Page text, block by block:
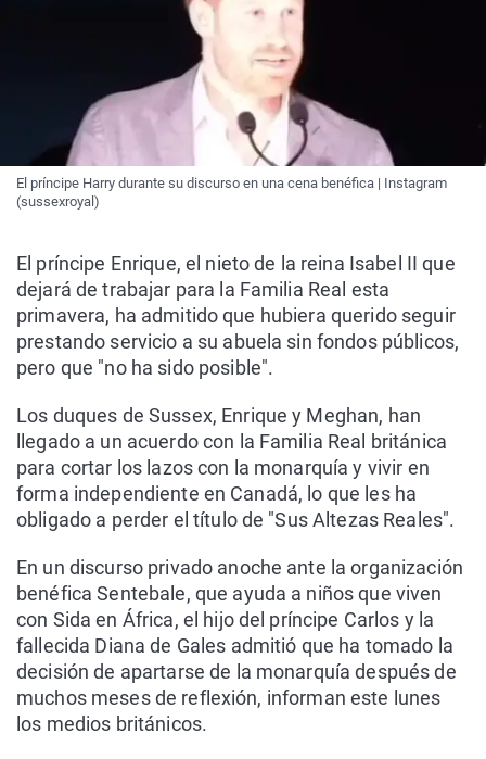
El príncipe Harry durante su discurso en una cena benéfica | Instagram
(sussexroyal)
El príncipe Enrique, el nieto de la reina Isabel II que
dejará de trabajar para la Familia Real esta
primavera, ha admitido que hubiera querido seguir
prestando servicio a su abuela sin fondos públicos,
pero que "no ha sido posible".
Los duques de Sussex, Enrique y Meghan, han
llegado a un acuerdo con la Familia Real británica
para cortar los lazos con la monarquía y vivir en
forma independiente en Canadá, lo que les ha
obligado a perder el título de "Sus Altezas Reales".
En un discurso privado anoche ante la organización
benéfica Sentebale, que ayuda a niños que viven
con Sida en África, el hijo del príncipe Carlos y la
fallecida Diana de Gales admitió que ha tomado la
decisión de apartarse de la monarquía después de
muchos meses de reflexión, informan este lunes
los medios británicos.